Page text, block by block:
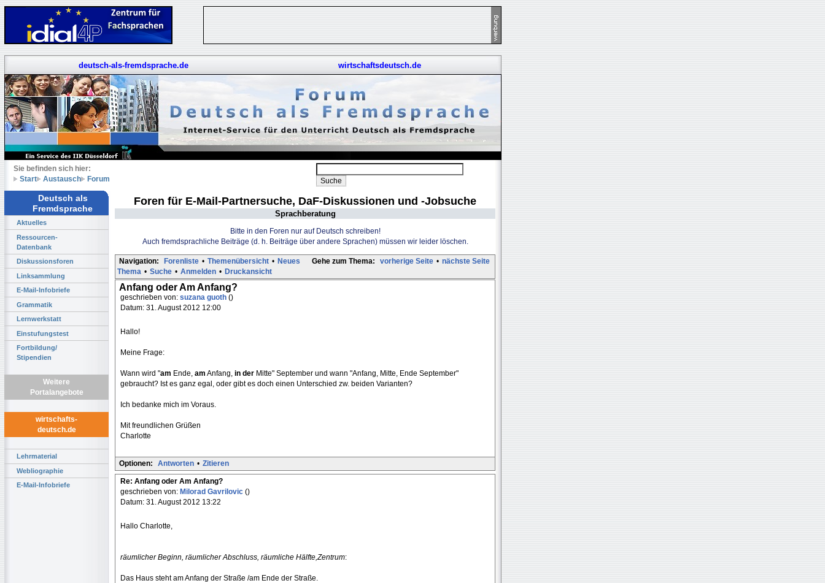
deutsch-als-fremdsprache.de wirtschaftsdeutsch.de
Sie befinden sich hier:
Start
Austausch Forum
Deutsch als
Fremdsprache
Aktuelles
Ressourcen-
Datenbank
Diskussionsforen
Linksammlung
E-Mail-Infobriefe
Grammatik
Lernwerkstatt
Einstufungstest
Fortbildung/
Stipendien
Weitere
Portalangebote
wirtschafts-
deutsch.de
Lehrmaterial
Webliographie
E-Mail-Infobriefe
Foren für E-Mail-Partnersuche, DaF-Diskussionen und -Jobsuche
Sprachberatung
Bitte in den Foren nur auf Deutsch schreiben!
Auch fremdsprachliche Beiträge (d. h. Beiträge über andere Sprachen) müssen wir leider löschen.
Gehe zum Thema: vorherige Seite • nächste Seite
Navigation: Forenliste • Themenübersicht • Neues
Thema • Suche • Anmelden • Druckansicht
Anfang oder Am Anfang?
geschrieben von: suzana guoth ()
Datum: 31. August 2012 12:00
Hallo!
Meine Frage:
Wann wird "am Ende, am Anfang, in der Mitte" September und wann "Anfang, Mitte, Ende September"
gebraucht? Ist es ganz egal, oder gibt es doch einen Unterschied zw. beiden Varianten?
Ich bedanke mich im Voraus.
Mit freundlichen Grüßen
Charlotte
Optionen: Antworten • Zitieren
Re: Anfang oder Am Anfang?
geschrieben von: Milorad Gavrilovic ()
Datum: 31. August 2012 13:22
Hallo Charlotte,
räumlicher Beginn, räumlicher Abschluss, räumliche Hälfte,Zentrum:
Das Haus steht am Anfang der Straße /am Ende der Straße.